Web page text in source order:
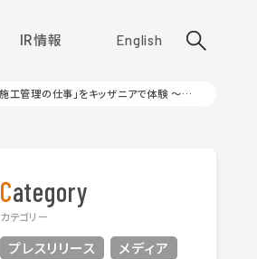
IR情報 English
「施工管理の仕事」をキッザニアで体験 ～当日の様子を動画で公開～
Category
カテゴリー
プレスリリース
メディア